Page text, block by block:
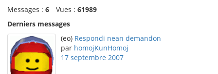
Messages : 6 Vues : 61989
Derniers messages
(eo) Respondi nean demandon
par homojKunHomoj
17 septembre 2007